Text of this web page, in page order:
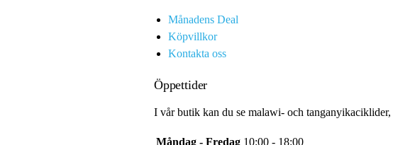
Månadens Deal
Köpvillkor
Kontakta oss
Öppettider
I vår butik kan du se malawi- och tanganyikaciklider,
Måndag - Fredag 10:00 - 18:00